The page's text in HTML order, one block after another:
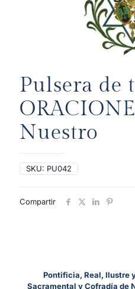
Pulsera de
Nuestro
SKU: PU042
Compartir
Pontificia, Real, Ilustre
Sacramental y Cofradía de